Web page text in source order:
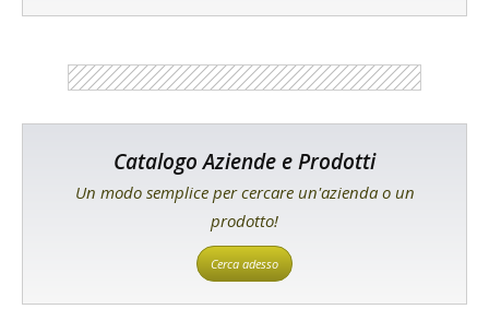
Catalogo Aziende e Prodotti
Un modo semplice per cercare un'azienda o un
prodotto!
Cerca adesso